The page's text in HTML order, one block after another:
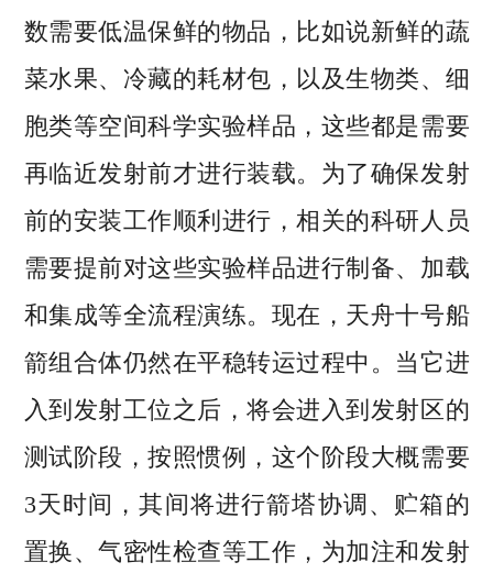
数需要低温保鲜的物品，比如说新鲜的蔬
菜水果、冷藏的耗材包，以及生物类、细
胞类等空间科学实验样品，这些都是需要
再临近发射前才进行装载。为了确保发射
前的安装工作顺利进行，相关的科研人员
需要提前对这些实验样品进行制备、加载
和集成等全流程演练。现在，天舟十号船
箭组合体仍然在平稳转运过程中。当它进
入到发射工位之后，将会进入到发射区的
测试阶段，按照惯例，这个阶段大概需要
3天时间，其间将进行箭塔协调、贮箱的
置换、气密性检查等工作，为加注和发射